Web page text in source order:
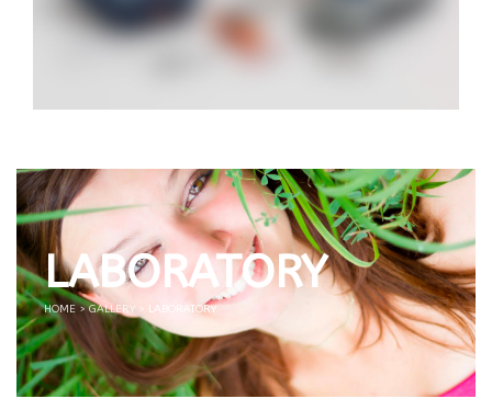
LABORATORY
HOME>GALLERY > LABORATORY